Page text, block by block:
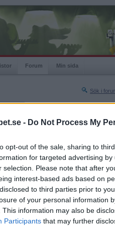
- Do Not Process My
opt-out of the sale, sharing to
for targeted advertising
selection. Please note that after
interest-based ads based on
to third parties prior to
of your personal information
This information may also be
Participants that may further
Forum Min sida
Sök i
Nästa
2013-11-08